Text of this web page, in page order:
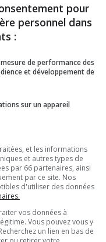
hauteur de 979
pour
personnel dans
:
de performance des
et développement de
sur un appareil
et les informations
et autres types de
par 66 partenaires, ainsi
par ce site. Nos
d'utiliser des données
vos données à
Vous pouvez vous y
un lien en bas de